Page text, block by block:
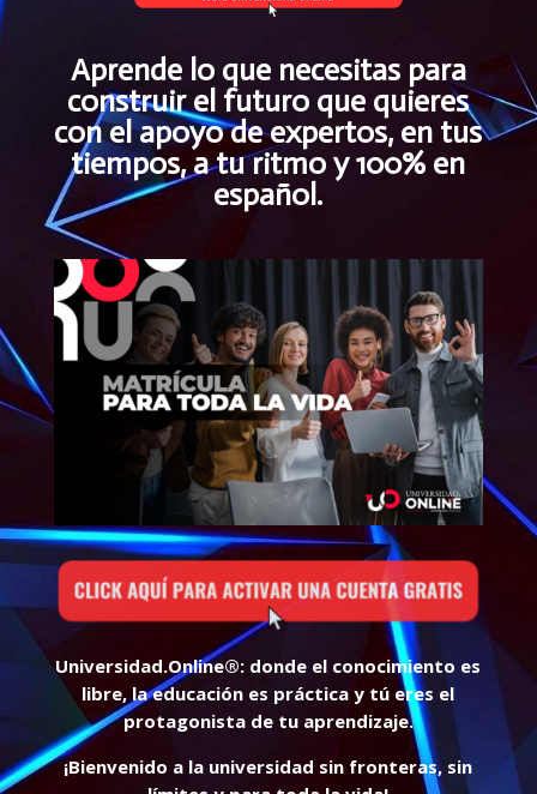
Aprende lo que necesitas para
construir el futuro que quieres
con el apoyo de expertos, en tus
tiempos, a tu ritmo y 100% en
español.
Universidad.Online®: donde el conocimiento es
libre, la educación es práctica y tú eres el
protagonista de tu aprendizaje.
¡Bienvenido a la universidad sin fronteras, sin